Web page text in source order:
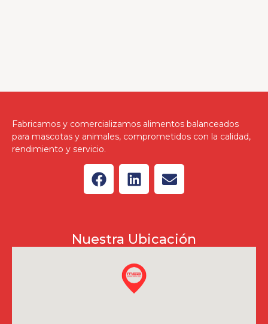
Fabricamos y comercializamos alimentos balanceados
para mascotas y animales, comprometidos con la calidad,
rendimiento y servicio.
Nuestra Ubicación